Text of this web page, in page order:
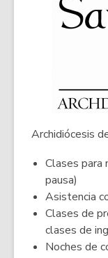
Archidiócesis
Clases para
pausa)
Asistencia
Clases de
clases de
Noches de